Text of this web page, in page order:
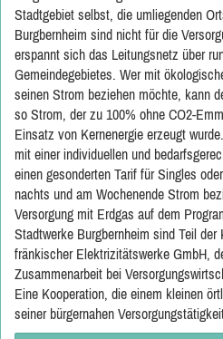
Stadtgebiet selbst, die umliegenden
Burgbernheim sind nicht für die
erspannt sich das Leitungsnetz über
Gemeindegebietes. Wer mit
seinen Strom beziehen möchte, kann
so Strom, der zu 100% ohne CO2-
Einsatz von Kernenergie erzeugt
mit einer individuellen und
einen gesonderten Tarif für Singles
nachts und am Wochenende Strom
Versorgung mit Erdgas auf dem
Stadtwerke Burgbernheim sind Teil
fränkischer Elektrizitätswerke GmbH,
Zusammenarbeit bei
Eine Kooperation, die einem kleinen
seiner bürgernahen